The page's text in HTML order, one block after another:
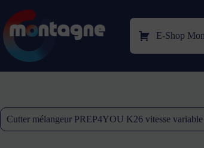
E-Shop
Cutter mélangeur PREP4YOU K26 vitesse